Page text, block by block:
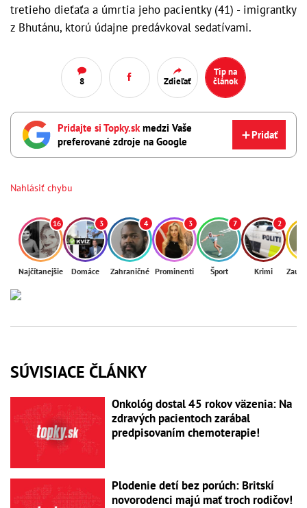
tretieho dieťaťa a úmrtia jeho pacientky (41) - imigrantky
z Bhutánu, ktorú údajne predávkoval sedatívami.
8 Zdieľať
Tip na
článok
Pridajte si Topky.sk medzi Vaše
preferované zdroje na Google
Pridať
Nahlásiť chybu
16
Najčítanejšie
3
Domáce
4
Zahraničné
3
Prominenti
7
Šport
2
Krimi
SÚVISIACE ČLÁNKY
Onkológ dostal 45 rokov väzenia: Na
zdravých pacientoch zarábal
predpisovaním chemoterapie!
Plodenie detí bez porúch: Britskí
novorodenci majú mať troch rodičov!